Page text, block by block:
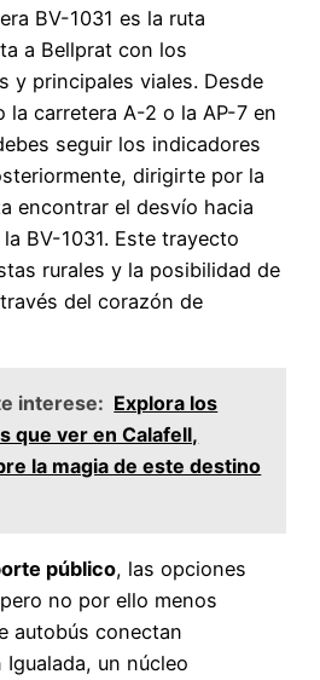
BV-1031 es la ruta
a Bellprat con los
y principales viales. Desde
la carretera A-2 o la AP-7 en
seguir los indicadores
dirigirte por la
encontrar el desvío hacia
BV-1031. Este trayecto
rurales y la posibilidad de
del corazón de
interese: Explora los
que ver en Calafell,
la magia de este destino
público, las opciones
no por ello menos
autobús conectan
un núcleo